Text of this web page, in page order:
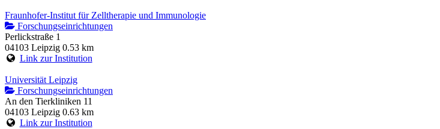
Fraunhofer-Institut für Zelltherapie und Immunologie
Forschungseinrichtungen
Perlickstraße 1
04103 Leipzig 0.53 km
Link zur Institution
Universität Leipzig
Forschungseinrichtungen
An den Tierkliniken 11
04103 Leipzig 0.63 km
Link zur Institution